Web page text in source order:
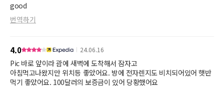
good
번역하기
4.0 24.06.16
Pic 바로 앞이라 괌에 새벽에 도착해서 잠자고
아침먹고나왔지만 위치등 좋았어요. 방에 전자렌지도 비치되어있어 햇반
먹기 좋았어요. 100달러의 보증금이 있어 당황했어요